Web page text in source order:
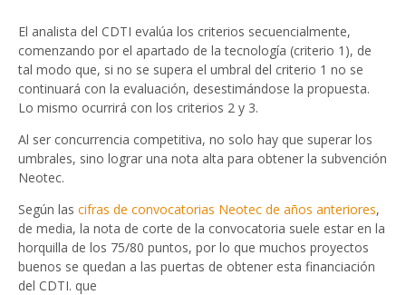
El analista del CDTI evalúa los criterios secuencialmente,
comenzando por el apartado de la tecnología (criterio 1), de
tal modo que, si no se supera el umbral del criterio 1 no se
continuará con la evaluación, desestimándose la propuesta.
Lo mismo ocurrirá con los criterios 2 y 3.
Al ser concurrencia competitiva, no solo hay que superar los
umbrales, sino lograr una nota alta para obtener la subvención
Neotec.
Según las cifras de convocatorias Neotec de años anteriores,
de media, la nota de corte de la convocatoria suele estar en la
horquilla de los 75/80 puntos, por lo que muchos proyectos
buenos se quedan a las puertas de obtener esta financiación
del CDTI. que